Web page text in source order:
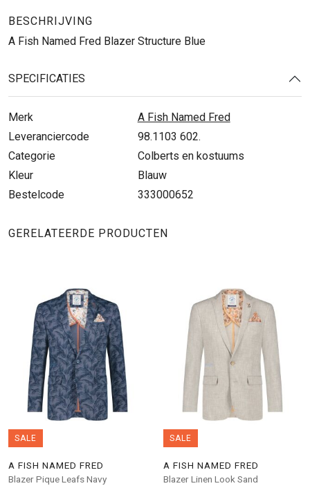
BESCHRIJVING
A Fish Named Fred Blazer Structure Blue
SPECIFICATIES
Merk
A Fish Named Fred
Leveranciercode
98.1103 602.
Categorie
Colberts en kostuums
Kleur
Blauw
Bestelcode
333000652
GERELATEERDE PRODUCTEN
SALE
A FISH NAMED FRED
Blazer Pique Leafs Navy
SALE
A FISH NAMED FRED
Blazer Linen Look Sand